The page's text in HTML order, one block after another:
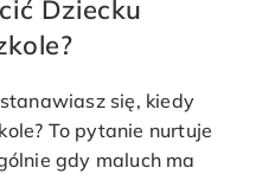
Dziecku
się, kiedy
To pytanie nurtuje
gdy maluch ma